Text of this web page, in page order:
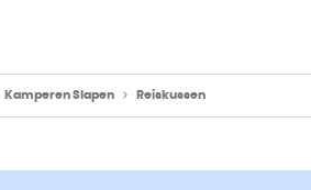
Kamperen Slapen Reiskussen